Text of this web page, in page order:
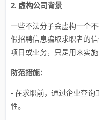
2. 虚构公司背景
一些不法分子会虚构一个
假招聘信息骗取求职者的
项目或业务，只是用来实施
防范措施：
- 在求职前，通过企业查询
性。